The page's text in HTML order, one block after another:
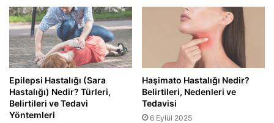
Epilepsi Hastalığı (Sara
Hastalığı) Nedir? Türleri,
Belirtileri ve Tedavi
Yöntemleri
Haşimato Hastalığı Nedir?
Belirtileri, Nedenleri ve
Tedavisi
6 Eylül 2025